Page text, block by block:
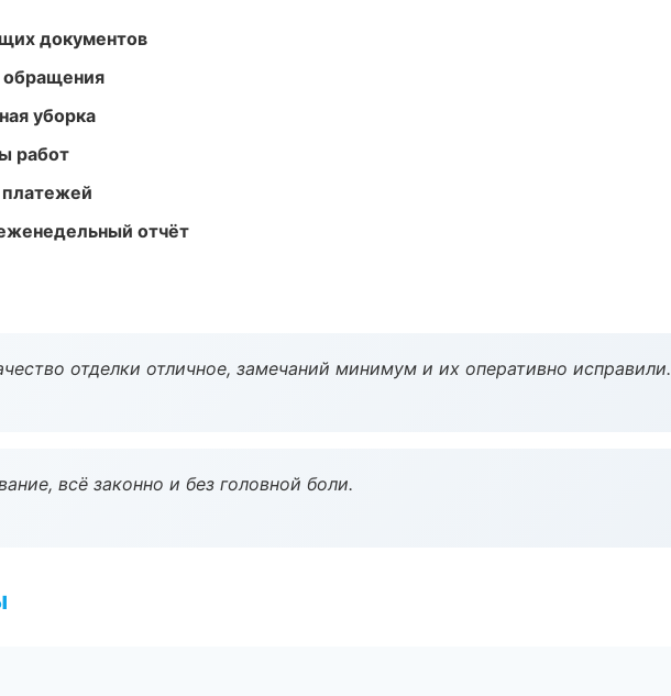
документов
обращения
уборка
работ
платежей
отчёт
отделки отличное, замечаний минимум и их оперативно исправили.
всё законно и без головной боли.